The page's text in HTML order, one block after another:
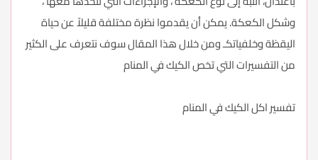
وشكل الكعكة. يمكن أن يقدموا نظرة مختلفة قليلاً عن حياة
اليقظة وخلفياتكـ ومن خلال هذا المقال سوف نتعرف على الكثير
من التفسيرات التي تخص الكيك في المنام
تفسير اكل الكيك في المنام